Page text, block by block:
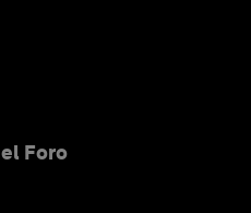
Foro